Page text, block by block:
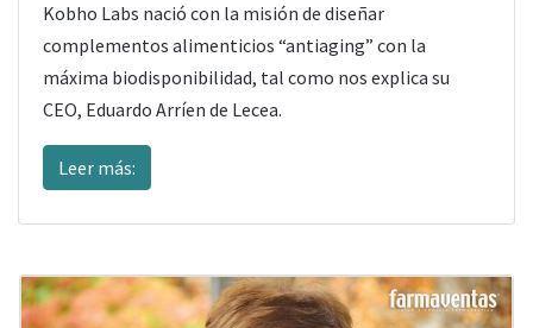
Kobho Labs nació con la misión de diseñar
complementos alimenticios “antiaging” con la
máxima biodisponibilidad, tal como nos explica su
CEO, Eduardo Arríen de Lecea.
Leer más: